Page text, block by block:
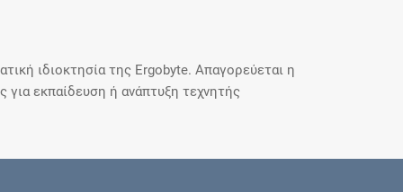
ιδιοκτησία της Ergobyte. Απαγορεύεται η
εκπαίδευση ή ανάπτυξη τεχνητής